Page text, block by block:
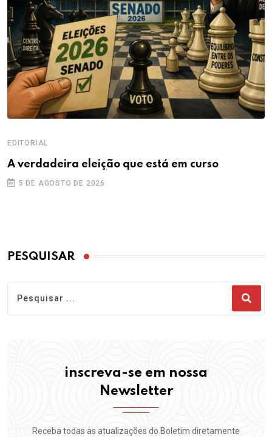
EDITORIAL
A verdadeira eleição que está em curso
5 DE AGOSTO DE 2026
PESQUISAR
inscreva-se em nossa
Newsletter
Receba todas as atualizações do Boletim diretamente